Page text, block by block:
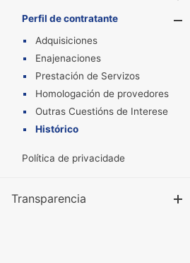
Perfil de contratante
Adquisiciones
Enajenaciones
Prestación de Servizos
Homologación de provedores
Outras Cuestións de Interese
Histórico
Política de privacidade
Transparencia